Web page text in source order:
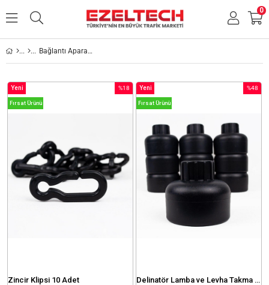
0
Bağlantı Aparatları
Zincir Klipsi 10 Adet
%18
Yeni
Ürün
Fırsat Ürünü
Delinatör Lamba ve Levha Takma Aparatı
%48
Yeni
Ürün
Fırsat Ürünü